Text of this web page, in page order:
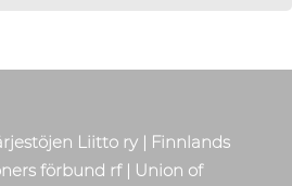
Liitto ry | Finnlands
förbund rf | Union of